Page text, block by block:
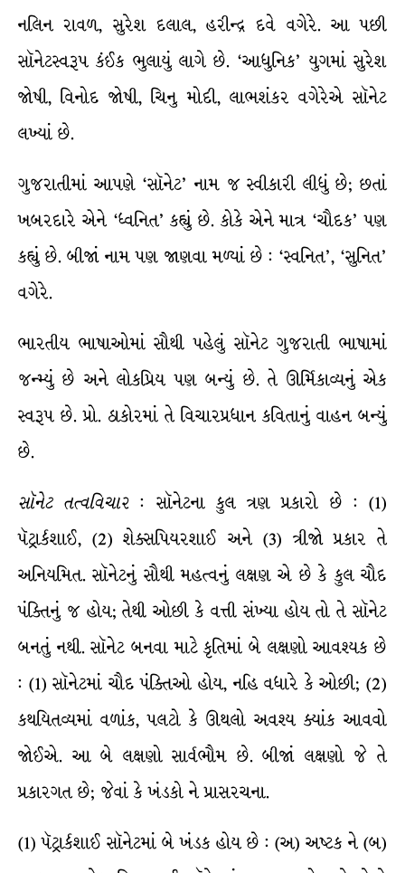
નલિન રાવળ, સુરેશ દલાલ, હરીન્દ્ર દવે વગેરે. આ પછી
સૉનેટસ્વરૂપ કંઈક ભુલાયું લાગે છે. ‘આધુનિક’ યુગમાં સુરેશ
જોષી, વિનોદ જોષી, ચિનુ મોદી, લાભશંકર વગેરેએ સૉનેટ
લખ્યાં છે.
ગુજરાતીમાં આપણે ‘સૉનેટ’ નામ જ સ્વીકારી લીધું છે; છતાં
ખબરદારે એને ‘ધ્વનિત’ કહ્યું છે. કોકે એને માત્ર ‘ચૌદક’ પણ
કહ્યું છે. બીજાં નામ પણ જાણવા મળ્યાં છે : ‘સ્વનિત’, ‘સુનિત’
વગેરે.
ભારતીય ભાષાઓમાં સૌથી પહેલું સૉનેટ ગુજરાતી ભાષામાં
જન્મ્યું છે અને લોકપ્રિય પણ બન્યું છે. તે ઊર્મિકાવ્યનું એક
સ્વરૂપ છે. પ્રો. ઠાકોરમાં તે વિચારપ્રધાન કવિતાનું વાહન બન્યું
છે.
સૉનેટ તત્વવિચાર : સૉનેટના કુલ ત્રણ પ્રકારો છે : (1)
પૅટ્રાર્કશાઈ, (2) શેક્સપિયરશાઈ અને (3) ત્રીજો પ્રકાર તે
અનિયમિત. સૉનેટનું સૌથી મહત્વનું લક્ષણ એ છે કે કુલ ચૌદ
પંક્તિનું જ હોય; તેથી ઓછી કે વત્તી સંખ્યા હોય તો તે સૉનેટ
બનતું નથી. સૉનેટ બનવા માટે કૃતિમાં બે લક્ષણો આવશ્યક છે
: (1) સૉનેટમાં ચૌદ પંક્તિઓ હોય, નહિ વધારે કે ઓછી; (2)
કથયિતવ્યમાં વળાંક, પલટો કે ઊથલો અવશ્ય ક્યાંક આવવો
જોઈએ. આ બે લક્ષણો સાર્વભૌમ છે. બીજાં લક્ષણો જે તે
પ્રકારગત છે; જેવાં કે ખંડકો ને પ્રાસરચના.
(1) પૅટ્રાર્કશાઈ સૉનેટમાં બે ખંડક હોય છે : (અ) અષ્ટક ને (બ)